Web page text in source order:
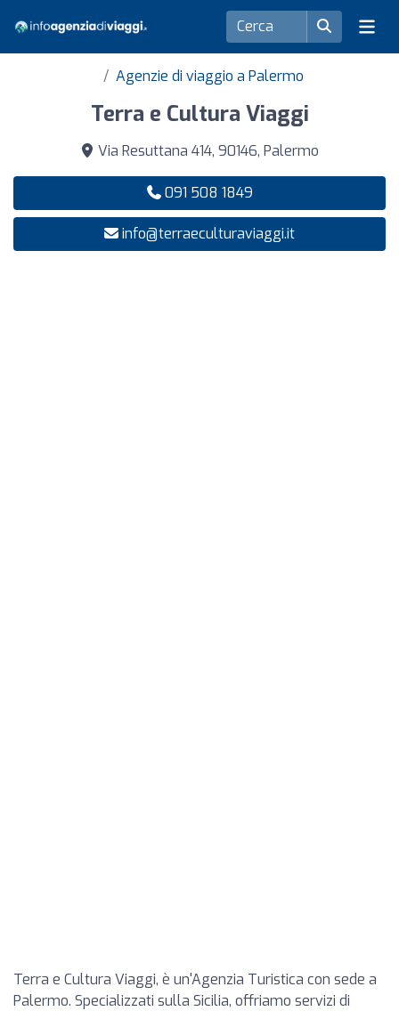
Agenzie di viaggio a Palermo
Terra e Cultura Viaggi
Via Resuttana 414, 90146, Palermo
091 508 1849
info@terraeculturaviaggi.it
Terra e Cultura Viaggi, è un'Agenzia Turistica con sede a
Palermo. Specializzati sulla Sicilia, offriamo servizi di